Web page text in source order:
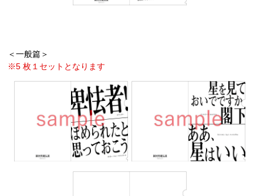
＜一般篇＞
※5 枚１セットとなります